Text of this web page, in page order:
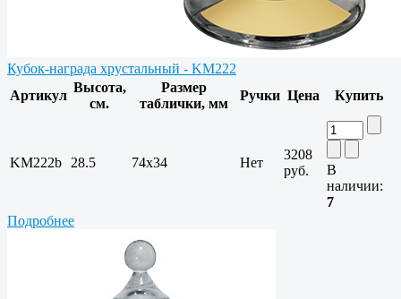
Кубок-награда хрустальный - KM222
Артикул
Высота,
см.
Размер
таблички, мм
Ручки Цена Купить
KM222b 28.5 74x34 Нет
3208
руб.
В
наличии:
7
Подробнее